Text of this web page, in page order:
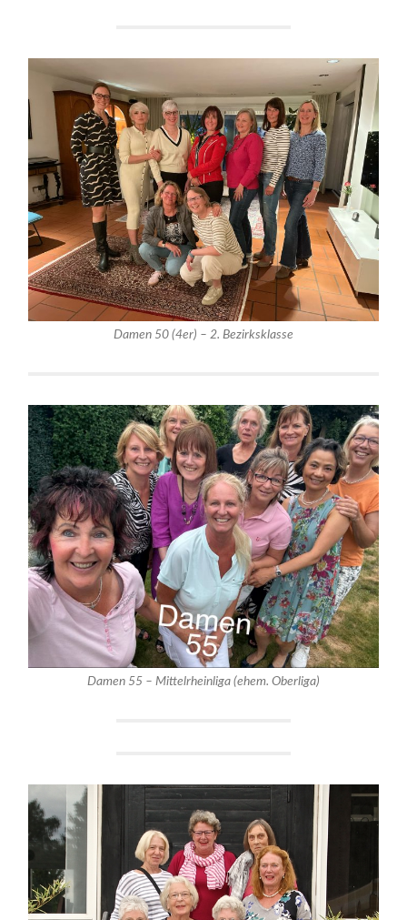
Damen 50 (4er) – 2. Bezirksklasse
Damen 55 – Mittelrheinliga (ehem. Oberliga)